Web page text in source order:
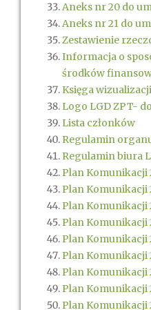
Aneks nr 20 do
Aneks nr 21 do
Zestawienie
Informacja o
środków
Księga
Logo LGD ZPT-
Lista członków
Regulamin
Regulamin biura
Plan Komunikacji
Plan Komunikacji
Plan Komunikacji
Plan Komunikacji
Plan Komunikacji
Plan Komunikacji
Plan Komunikacji
Plan Komunikacji
Plan Komunikacji